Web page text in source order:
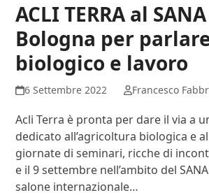
ACLI TERRA al
Bologna per
biologico e lavoro
6 Settembre 2022 Francesco
Acli Terra è pronta per dare il via a
dedicato all’agricoltura biologica e
giornate di seminari, ricche di
e il 9 settembre nell’ambito del
salone internazionale…